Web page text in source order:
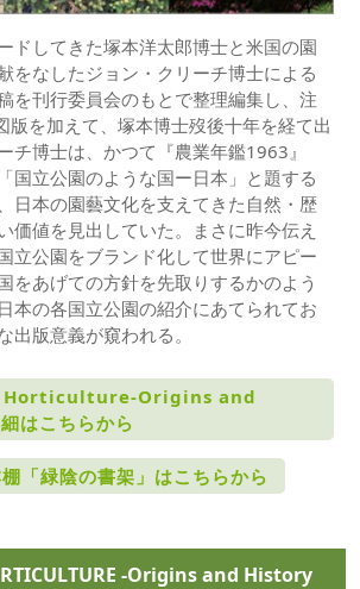
ドしてきた塚本洋太郎博士と米国の園
をなしたジョン・クリーチ博士による
を刊行委員会のもとで整理編集し、注
版を加えて、塚本博士歿後十年を経て出
チ博士は、かつて『農業年鑑1963』
国立公園のような国ー日本」と題する
日本の園藝文化を支えてきた自然・歴
価値を見出していた。まさに昨今伝え
立公園をブランド化して世界にアピー
をあげての方針を先取りするかのよう
本の各国立公園の紹介にあてられてお
出版意義が窺われる。
Horticulture-Origins and
はこちらから
「緑陰の書架」はこちらから
-Origins and History